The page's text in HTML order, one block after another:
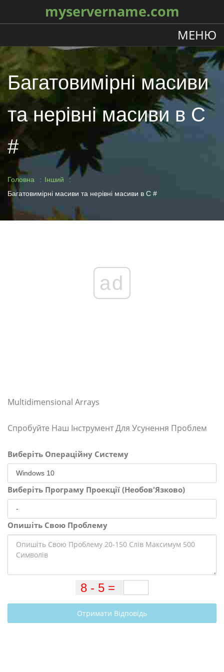
myservername.com
МЕНЮ
Багатовимірні масиви
та нерівні масиви в C
#
Головна
Інший
Багатовимірні масиви та нерівні масиви в C #
ad
Multidimensional Arrays
Спробуйте Наш Інструмент Для Усунення Проблем
Виберіть Операційну Систему
Виберіть Програму Проекції (Необов'Язково)
Опишіть Свою Проблему
Отримати Відповідь